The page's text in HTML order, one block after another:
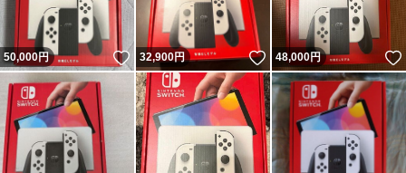
50,000円 いいね！
32,900円 いいね！
48,000円